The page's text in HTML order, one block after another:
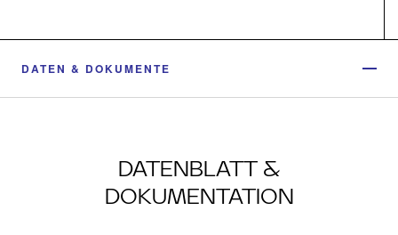
DATEN & DOKUMENTE
DATENBLATT &
DOKUMENTATION